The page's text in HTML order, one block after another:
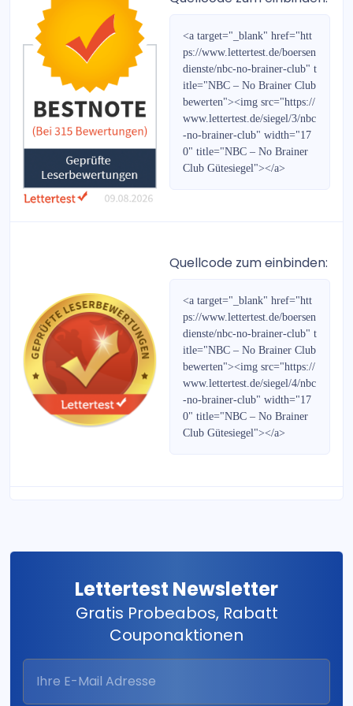
Gold- & Rohstoff-Report
Forex-Report
Bernecker Wegweiser 2022
DividendenKönige
Der Privatinvestor Jahresspezialausgabe 2019/2020
Der Privatinvestor Jahresspezialausgabe 2020/2021
Der Privatinvestor Jahresspezialausgabe 2021/2022
Bernecker Wegweiser 2018
Strategie-Report
Bernecker Wegweiser 2021
Aktien-Monitor
RohstoffJournal DERIVATE
<a target="_blank" href="htt
ps://www.lettertest.de/boersen
dienste/nbc-no-brainer-club" t
itle="NBC – No Brainer Club
bewerten"><img src="https://
www.lettertest.de/siegel/3/nbc
-no-brainer-club" width="17
0" title="NBC – No Brainer
Club Gütesiegel"></a>
Quellcode zum einbinden:
<a target="_blank" href="htt
ps://www.lettertest.de/boersen
dienste/nbc-no-brainer-club" t
itle="NBC – No Brainer Club
bewerten"><img src="https://
www.lettertest.de/siegel/4/nbc
-no-brainer-club" width="17
0" title="NBC – No Brainer
Club Gütesiegel"></a>
Lettertest Newsletter
Gratis Probeabos, Rabatt
Couponaktionen